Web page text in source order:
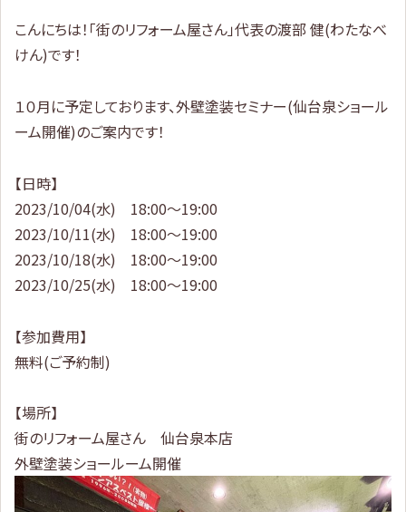
こんにちは！「街のリフォーム屋さん」代表の渡部 健(わたなべ
けん)です！
１０月に予定しております、外壁塗装セミナー(仙台泉ショール
ーム開催)のご案内です！
【日時】
2023/10/04(水) 18:00～19:00
2023/10/11(水) 18:00～19:00
2023/10/18(水) 18:00～19:00
2023/10/25(水) 18:00～19:00
【参加費用】
無料(ご予約制)
【場所】
街のリフォーム屋さん 仙台泉本店
外壁塗装ショールーム開催